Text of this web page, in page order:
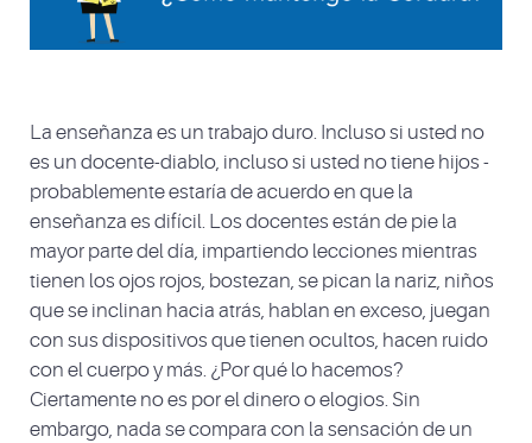
La enseñanza es un trabajo duro. Incluso si usted no
es un docente-diablo, incluso si usted no tiene hijos -
probablemente estaría de acuerdo en que la
enseñanza es difícil. Los docentes están de pie la
mayor parte del día, impartiendo lecciones mientras
tienen los ojos rojos, bostezan, se pican la nariz, niños
que se inclinan hacia atrás, hablan en exceso, juegan
con sus dispositivos que tienen ocultos, hacen ruido
con el cuerpo y más. ¿Por qué lo hacemos?
Ciertamente no es por el dinero o elogios. Sin
embargo, nada se compara con la sensación de un